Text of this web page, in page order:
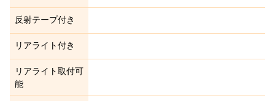
反射テープ付き
リアライト付き
リアライト取付可
能